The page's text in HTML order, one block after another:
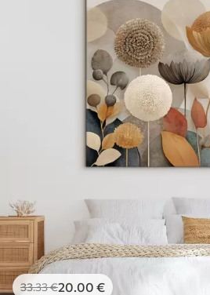
33.33€20.00 €